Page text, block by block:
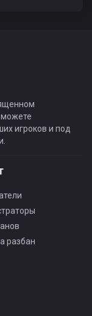
можете
игроков и под
разбан